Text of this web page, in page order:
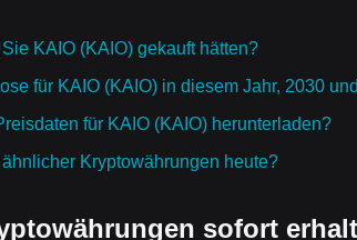
KAIO (KAIO) gekauft hätten?
für KAIO (KAIO) in diesem Jahr, 2030
für KAIO (KAIO) herunterladen?
Kryptowährungen heute?
sofort